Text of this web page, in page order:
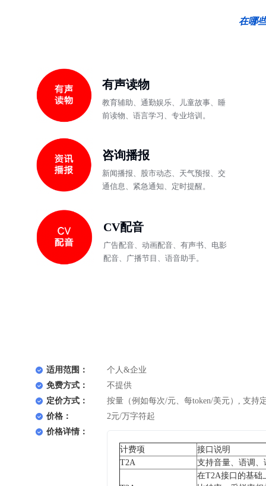
在哪
有声读物
教育辅助、通勤娱乐、儿童故事、睡
前读物、语言学习、专业培训。
咨询播报
新闻播报、股市动态、天气预报、交
通信息、紧急通知、定时提醒。
CV配音
广告配音、动画配音、有声书、电影
配音、广播节目、语音助手。
适用范围：
个人&企业
免费方式：
不提供
定价方式：
按量（例如每次/元、每token/美元）, 支持
价格：
2元/万字符起
价格详情：
计费项
接口说明
T2A
支持音量、语调
在T2A接口的基础